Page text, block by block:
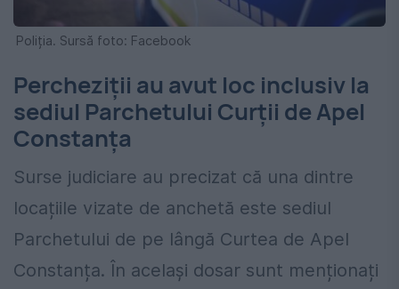
Poliția. Sursă foto: Facebook
Percheziții au avut loc inclusiv la
sediul Parchetului Curții de Apel
Constanța
Surse judiciare au precizat că una dintre
locațiile vizate de anchetă este sediul
Parchetului de pe lângă Curtea de Apel
Constanța. În același dosar sunt menționați